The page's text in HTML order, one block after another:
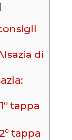
]
di
tappa
tappa